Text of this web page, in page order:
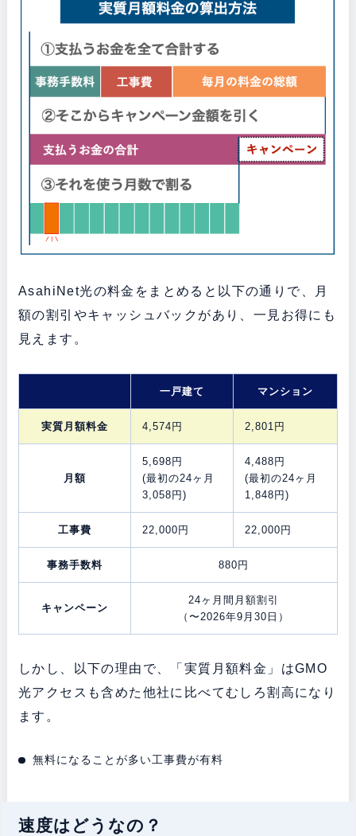
AsahiNet光の料金をまとめると以下の通りで、月
額の割引やキャッシュバックがあり、一見お得にも
見えます。
一戸建て マンション
実質月額料金 4,574円 2,801円
月額
5,698円
(最初の24ヶ月
3,058円)
4,488円
(最初の24ヶ月
1,848円)
工事費 22,000円 22,000円
事務手数料 880円
キャンペーン
24ヶ月間月額割引
（〜2026年9月30日）
しかし、以下の理由で、「実質月額料金」はGMO
光アクセスも含めた他社に比べてむしろ割高になり
ます。
無料になることが多い工事費が有料
速度はどうなの？